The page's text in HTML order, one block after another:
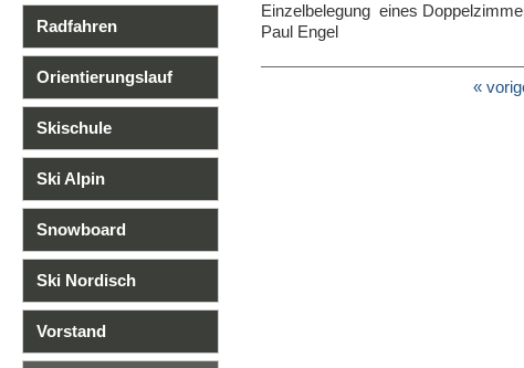
Radfahren
Orientierungslauf
Skischule
Ski Alpin
Snowboard
Ski Nordisch
Vorstand
Einzelbelegung eines
Paul Engel
«